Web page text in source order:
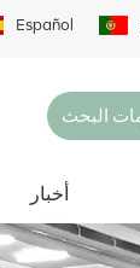
Español
أخبار